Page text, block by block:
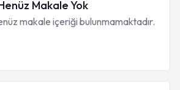
Makale Yok
makale içeriği bulunmamaktadır.